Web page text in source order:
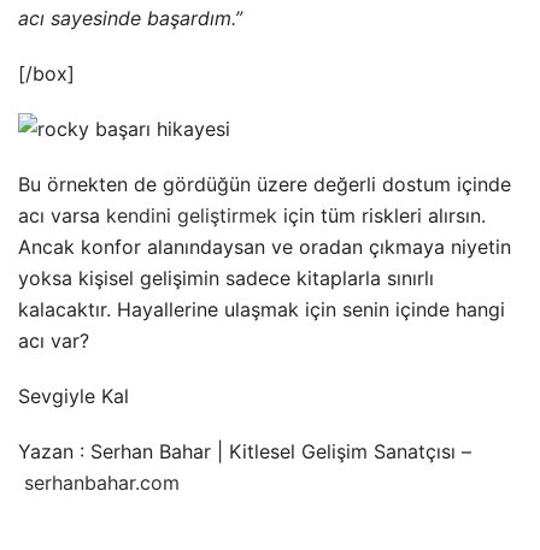
acı sayesinde başardım.”
[/box]
Bu örnekten de gördüğün üzere değerli dostum içinde
acı varsa kendini geliştirmek için tüm riskleri alırsın.
Ancak konfor alanındaysan ve oradan çıkmaya niyetin
yoksa kişisel gelişimin sadece kitaplarla sınırlı
kalacaktır. Hayallerine ulaşmak için senin içinde hangi
acı var?
Sevgiyle Kal
Yazan : Serhan Bahar | Kitlesel Gelişim Sanatçısı –
serhanbahar.com